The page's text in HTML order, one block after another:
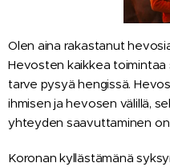
Olen aina rakastanut
Hevosten kaikkea
tarve pysyä hengissä.
ihmisen ja hevosen välillä,
yhteyden saavuttaminen
Koronan kyllästämänä